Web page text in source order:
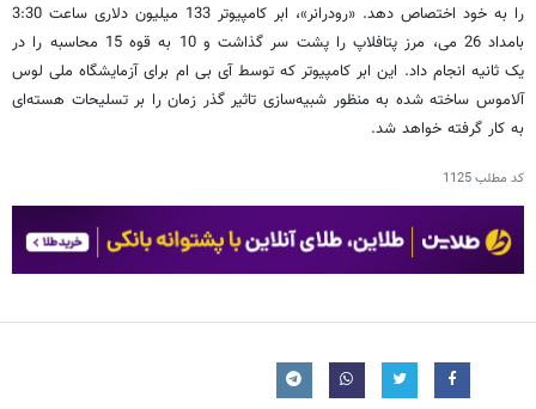
را به خود اختصاص دهد. «رودرانر»، ابر کامپیوتر 133 میلیون دلاری ساعت 3:30
بامداد 26 می، مرز پتافلاپ را پشت سر گذاشت و 10 به قوه 15 محاسبه را در
یک ثانیه انجام داد. این ابر کامپیوتر که توسط آی بی ام برای آزمایشگاه ملی لوس
آلاموس ساخته شده به منظور شبیه‌سازی تاثیر گذر زمان را بر تسلیحات هسته‌ای
به کار گرفته خواهد شد.
کد مطلب1125